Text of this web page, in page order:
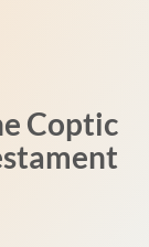
Coptic